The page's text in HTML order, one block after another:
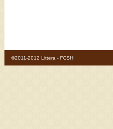
©2011-2012 Littera - FCSH